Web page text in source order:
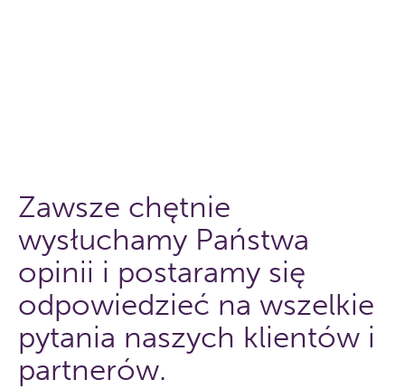
Zawsze chętnie
wysłuchamy Państwa
opinii i postaramy się
odpowiedzieć na wszelkie
pytania naszych klientów i
partnerów.